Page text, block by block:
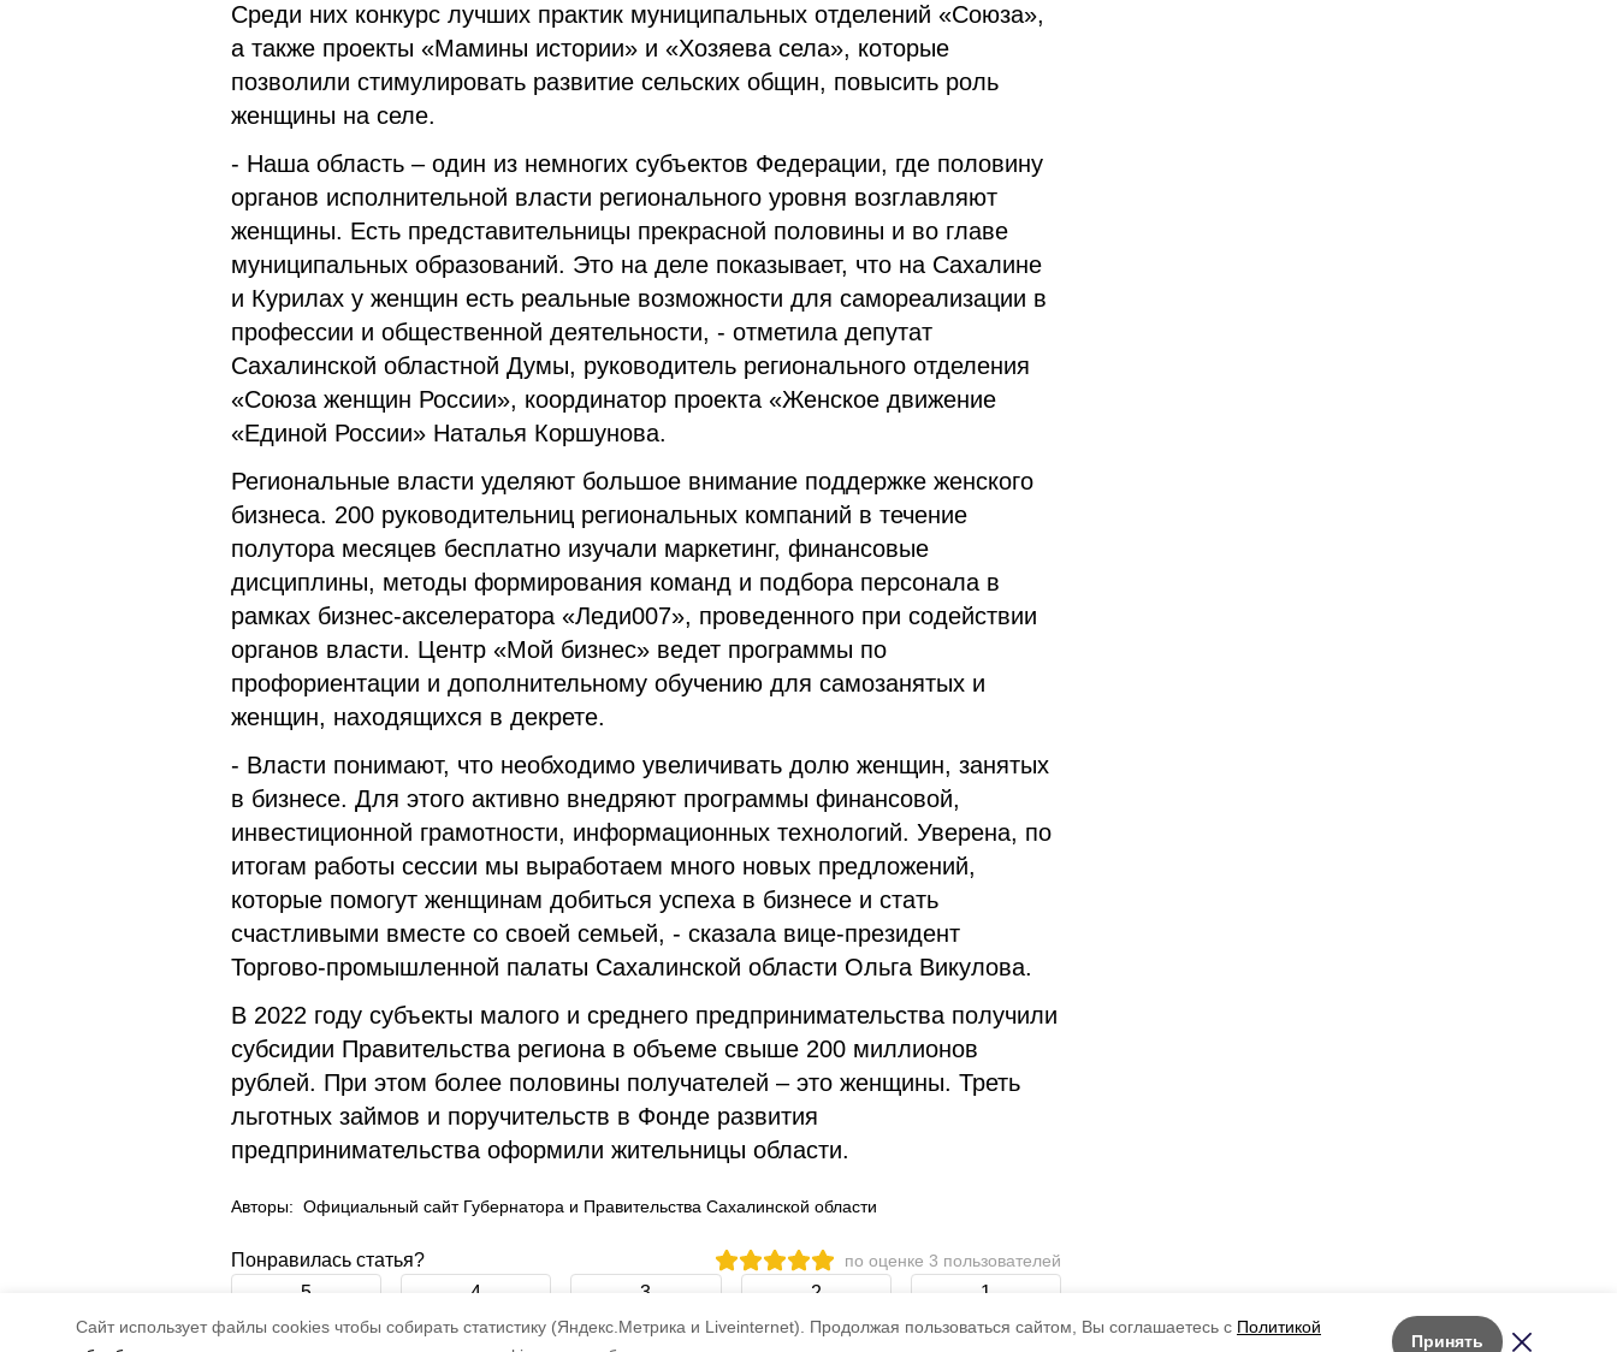
Cайт использует файлы cookies чтобы собирать статистику (Яндекс.Метрика и Liveinternet). Продолжая пользоваться сайтом, Вы соглашаетесь с Политикой
Принять
Лента новостей
Среди них конкурс лучших практик муниципальных отделений «Союза»,
а также проекты «Мамины истории» и «Хозяева села», которые
позволили стимулировать развитие сельских общин, повысить роль
женщины на селе.
- Наша область – один из немногих субъектов Федерации, где половину
органов исполнительной власти регионального уровня возглавляют
женщины. Есть представительницы прекрасной половины и во главе
муниципальных образований. Это на деле показывает, что на Сахалине
и Курилах у женщин есть реальные возможности для самореализации в
профессии и общественной деятельности, - отметила депутат
Сахалинской областной Думы, руководитель регионального отделения
«Союза женщин России», координатор проекта «Женское движение
«Единой России» Наталья Коршунова.
Региональные власти уделяют большое внимание поддержке женского
бизнеса. 200 руководительниц региональных компаний в течение
полутора месяцев бесплатно изучали маркетинг, финансовые
дисциплины, методы формирования команд и подбора персонала в
рамках бизнес-акселератора «Леди007», проведенного при содействии
органов власти. Центр «Мой бизнес» ведет программы по
профориентации и дополнительному обучению для самозанятых и
женщин, находящихся в декрете.
- Власти понимают, что необходимо увеличивать долю женщин, занятых
в бизнесе. Для этого активно внедряют программы финансовой,
инвестиционной грамотности, информационных технологий. Уверена, по
итогам работы сессии мы выработаем много новых предложений,
которые помогут женщинам добиться успеха в бизнесе и стать
счастливыми вместе со своей семьей, - сказала вице-президент
Торгово-промышленной палаты Сахалинской области Ольга Викулова.
В 2022 году субъекты малого и среднего предпринимательства получили
субсидии Правительства региона в объеме свыше 200 миллионов
рублей. При этом более половины получателей – это женщины. Треть
льготных займов и поручительств в Фонде развития
предпринимательства оформили жительницы области.
Авторы: Официальный сайт Губернатора и Правительства Сахалинской области
Понравилась статья? по оценке 3 пользователей
5 4 3 2 1